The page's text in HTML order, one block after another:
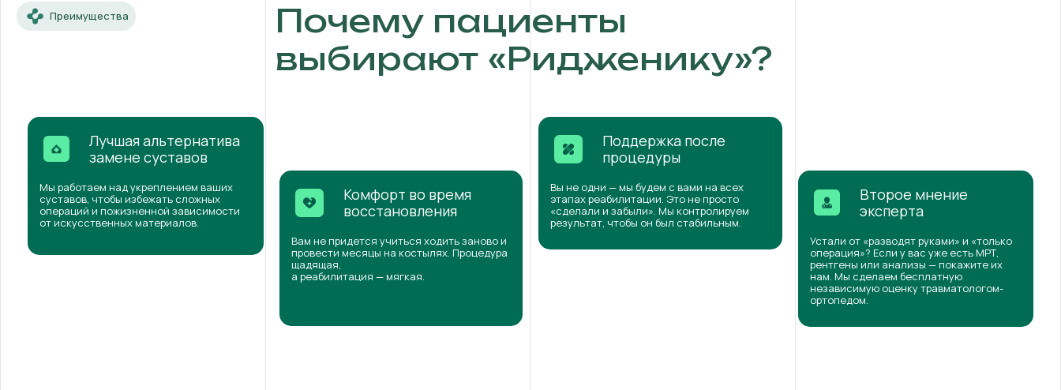
Преимущества
Почему пациенты
выбирают «Ридженику»?
Лучшая альтернатива
замене суставов
Мы работаем над укреплением ваших
суставов, чтобы избежать сложных
операций и пожизненной зависимости
от искусственных материалов.
Комфорт во время
восстановления
Вам не придется учиться ходить заново и
провести месяцы на костылях. Процедура
щадящая,
а реабилитация — мягкая.
Поддержка после
процедуры
Вы не одни — мы будем с вами на всех
этапах реабилитации. Это не просто
«сделали и забыли». Мы контролируем
результат, чтобы он был стабильным.
Второе мнение
эксперта
Устали от «разводят руками» и «только
операция»? Если у вас уже есть МРТ,
рентгены или анализы — покажите их
нам. Мы сделаем бесплатную
независимую оценку травматологом-
ортопедом.